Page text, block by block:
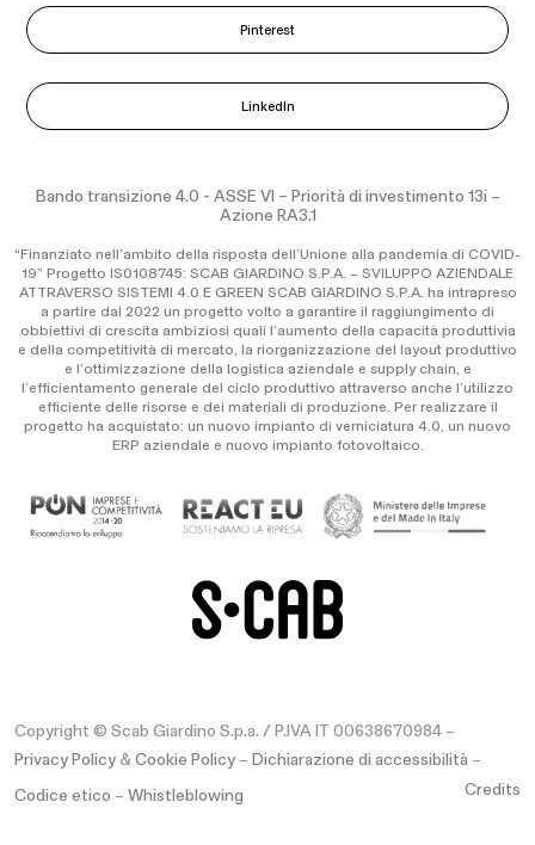
Pinterest
LinkedIn
Bando transizione 4.0 - ASSE VI – Priorità di investimento 13i –
Azione RA3.1
“Finanziato nell’ambito della risposta dell’Unione alla pandemia di COVID-
19” Progetto IS0108745: SCAB GIARDINO S.P.A. – SVILUPPO AZIENDALE
ATTRAVERSO SISTEMI 4.0 E GREEN SCAB GIARDINO S.P.A. ha intrapreso
a partire dal 2022 un progetto volto a garantire il raggiungimento di
obbiettivi di crescita ambiziosi quali l’aumento della capacità produttivia
e della competitività di mercato, la riorganizzazione del layout produttivo
e l’ottimizzazione della logistica aziendale e supply chain, e
l’efficientamento generale del ciclo produttivo attraverso anche l’utilizzo
efficiente delle risorse e dei materiali di produzione. Per realizzare il
progetto ha acquistato: un nuovo impianto di verniciatura 4.0, un nuovo
ERP aziendale e nuovo impianto fotovoltaico.
Copyright © Scab Giardino S.p.a. / P.IVA IT 00638670984 –
Privacy Policy& Cookie Policy – Dichiarazione di accessibilità –
Codice etico – Whistleblowing Credits